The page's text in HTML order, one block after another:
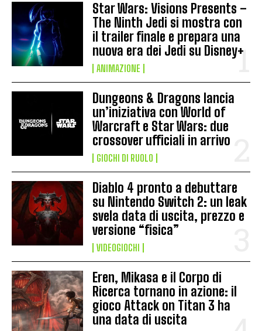
Star Wars: Visions Presents –
The Ninth Jedi si mostra con
il trailer finale e prepara una
nuova era dei Jedi su Disney+
ANIMAZIONE
Dungeons & Dragons lancia
un’iniziativa con World of
Warcraft e Star Wars: due
crossover ufficiali in arrivo
GIOCHI DI RUOLO
Diablo 4 pronto a debuttare
su Nintendo Switch 2: un leak
svela data di uscita, prezzo e
versione “fisica”
VIDEOGIOCHI
Eren, Mikasa e il Corpo di
Ricerca tornano in azione: il
gioco Attack on Titan 3 ha
una data di uscita